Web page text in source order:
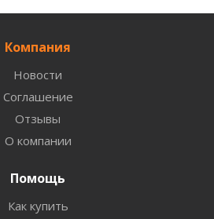
Компания
Новости
Соглашение
Отзывы
О компании
Помощь
Как купить